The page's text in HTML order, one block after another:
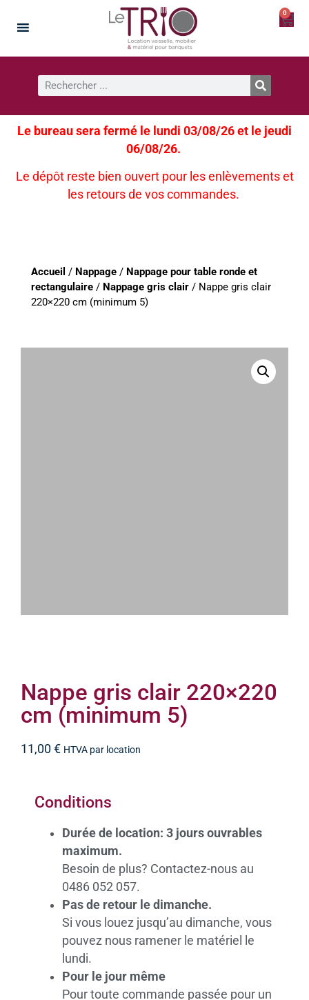
0
Le bureau sera fermé le lundi 03/08/26 et le jeudi
06/08/26.
Le dépôt reste bien ouvert pour les enlèvements et
les retours de vos commandes.
Accueil / Nappage / Nappage pour table ronde et
rectangulaire / Nappage gris clair / Nappe gris clair
220×220 cm (minimum 5)
Nappe gris clair 220×220
cm (minimum 5)
11,00 € HTVA par location
Conditions
Durée de location: 3 jours ouvrables
maximum.
Besoin de plus? Contactez-nous au
0486 052 057.
Pas de retour le dimanche.
Si vous louez jusqu’au dimanche, vous
pouvez nous ramener le matériel le
lundi.
Pour le jour même
Pour toute commande passée pour un